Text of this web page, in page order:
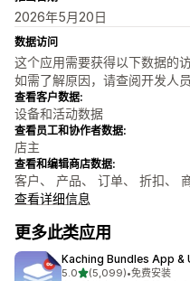
2026年5月20日
数据访问
这个应用需要获得以下数据的
如需了解原因，请查阅开发人
查看客户数据:
设备和活动数据
查看员工和协作者数据:
店主
查看和编辑商店数据:
客户、 产品、 订单、 折扣、
查看详细信息
更多此类应用
Kaching Bundles App &
5.0星（满分 5 星）
(5,099)•免费安装